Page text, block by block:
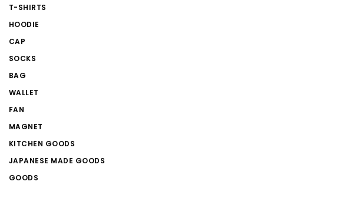
T-SHIRTS
HOODIE
CAP
SOCKS
BAG
WALLET
FAN
MAGNET
KITCHEN GOODS
JAPANESE MADE GOODS
GOODS